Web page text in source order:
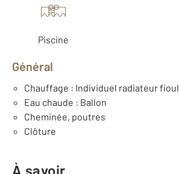
Piscine
Général
Chauffage : Individuel radiateur fioul
Eau chaude : Ballon
Cheminée, poutres
Clôture
À savoir